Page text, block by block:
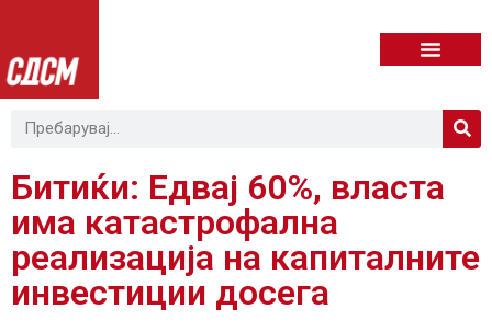
Битиќи: Едвај 60%, власта
има катастрофална
реализација на капиталните
инвестиции досега